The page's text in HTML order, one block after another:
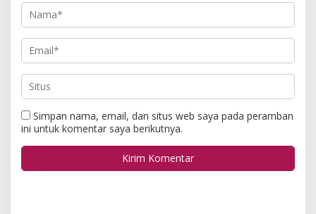
Simpan nama, email, dan situs web saya pada peramban
ini untuk komentar saya berikutnya.